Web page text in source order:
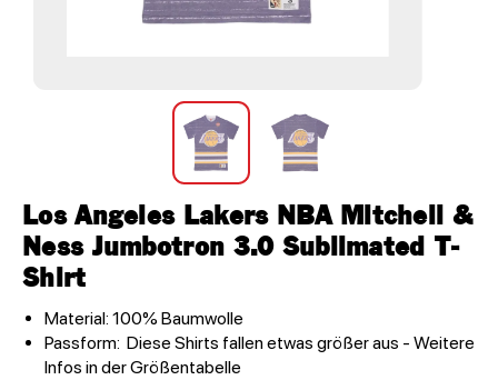
Los Angeles Lakers NBA Mitchell &
Ness Jumbotron 3.0 Sublimated T-
Shirt
Material: 100% Baumwolle
Passform: Diese Shirts fallen etwas größer aus - Weitere
Infos in der Größentabelle